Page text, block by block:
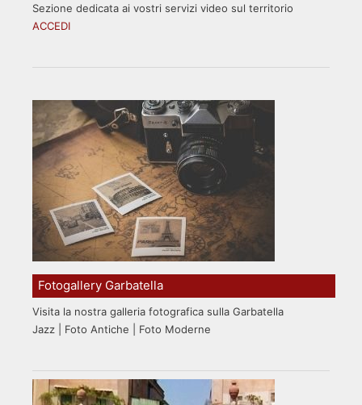
Sezione dedicata ai vostri servizi video sul territorio
ACCEDI
Fotogallery Garbatella
Visita la nostra galleria fotografica sulla Garbatella
Jazz | Foto Antiche | Foto Moderne